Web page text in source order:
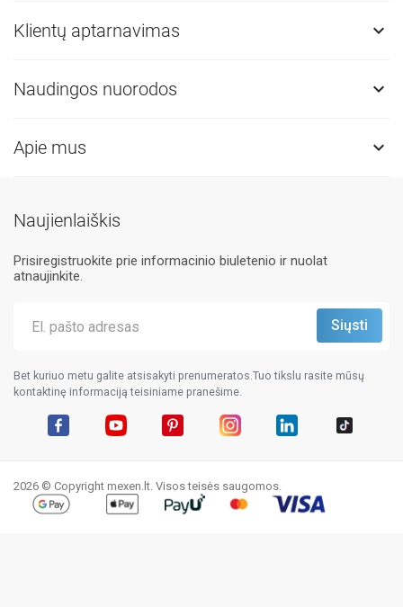
Klientų aptarnavimas 
Naudingos nuorodos 
Apie mus 
Naujienlaiškis
Prisiregistruokite prie informacinio biuletenio ir nuolat
atnaujinkite.
Bet kuriuo metu galite atsisakyti prenumeratos.Tuo tikslu rasite mūsų
kontaktinę informaciją teisiniame pranešime.
2026 © Copyright mexen.lt. Visos teisės saugomos.